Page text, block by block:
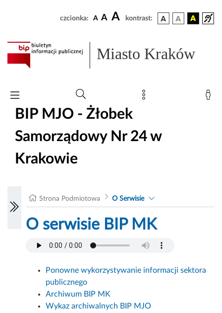
czcionka: A A A kontrast:
Miasto Kraków
BIP MJO - Żłobek
Samorządowy Nr 24 w
Krakowie
Strona Podmiotowa O Serwisie
O serwisie BIP MK
Ponowne wykorzystywanie informacji sektora
publicznego
Archiwum BIP MK
Wykaz archiwalnych BIP MJO